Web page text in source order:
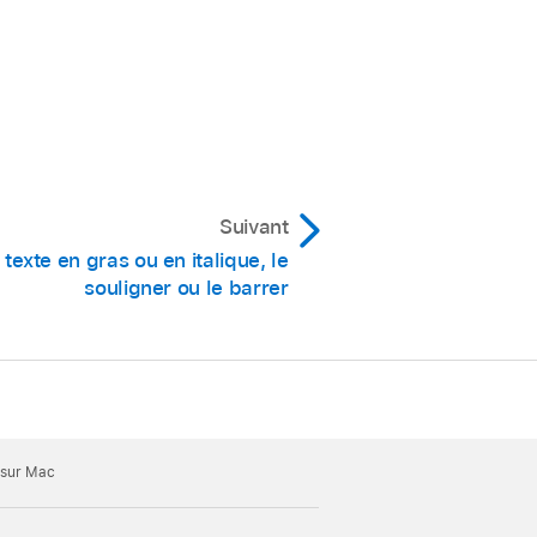
Suivant
en gras ou en italique, le
souligner ou le barrer
Mac